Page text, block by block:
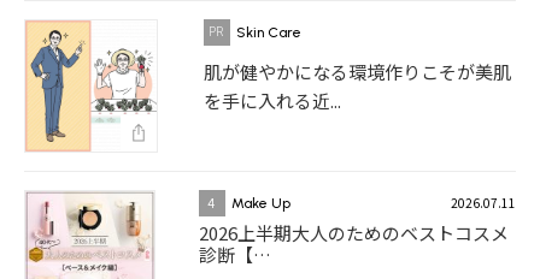
Skin Care
肌が健やかになる環境作りこそが美肌
を手に入れる近...
4 Make Up 2026.07.11
2026上半期大人のためのベストコスメ
診断【…